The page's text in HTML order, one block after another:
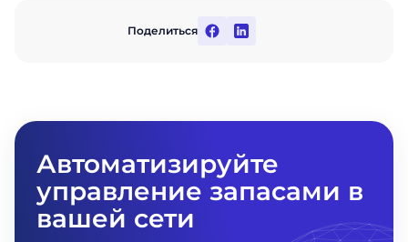
Поделиться
Автоматизируйте
управление запасами в
вашей сети
Телефон
Спасибо за обращение.
Мы ценим, что вы заинтересовались
именно нашими продуктами. Один из
наших сотрудников свяжется с вами в
Имя
Спасибо за обращение.
Мы ценим, что вы заинтересовались
именно нашими продуктами. Один из
Спасибо за обращение.
Мы ценим, что вы заинтересовались
именно нашими продуктами. Один из